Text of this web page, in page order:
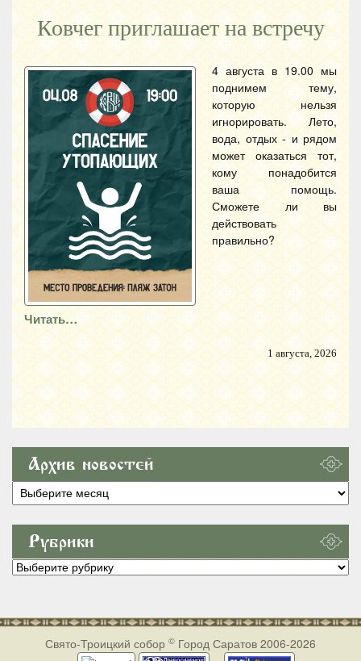
Ковчег приглашает на встречу
4 августа в 19.00 мы
поднимем тему,
которую нельзя
игнорировать. Лето,
вода, отдых - и рядом
может оказаться тот,
кому понадобится
ваша помощь.
Сможете ли вы
действовать
правильно?
Читать…
1 августа, 2026
Архив новостей
Архив
новостей
Рубрики
Рубрики
Свято-Троицкий собор © Город Саратов 2006-2026